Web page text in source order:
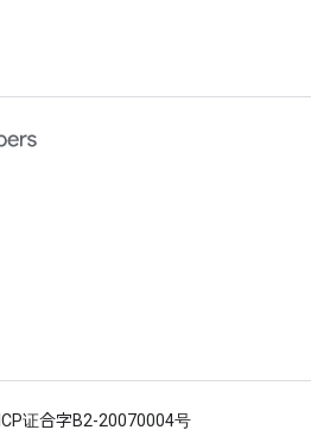
ICP证合字B2-20070004号